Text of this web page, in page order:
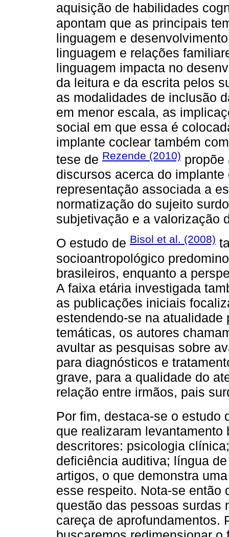
aquisição de habilidades
apontam que as principais
linguagem e
linguagem e relações
linguagem impacta no
da leitura e da escrita pelos
as modalidades de inclusão
em menor escala, as
social em que essa é
implante coclear também
tese de Rezende (2010) propõe
discursos acerca do
representação associada a
normatização do sujeito
subjetivação e a valorização
O estudo de Bisol et al. (2008)
socioantropológico
brasileiros, enquanto a
A faixa etária investigada
as publicações iniciais
estendendo-se na
temáticas, os autores
avultar as pesquisas sobre
para diagnósticos e
grave, para a qualidade do
relação entre irmãos, pais
Por fim, destaca-se o estudo
que realizaram
descritores: psicologia
deficiência auditiva; língua
artigos, o que demonstra
esse respeito. Nota-se então
questão das pessoas surdas
careça de aprofundamentos.